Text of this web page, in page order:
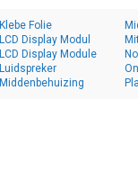
Klebe Folie
LCD Display Modul
LCD Display Module
Luidspreker
Middenbehuizing